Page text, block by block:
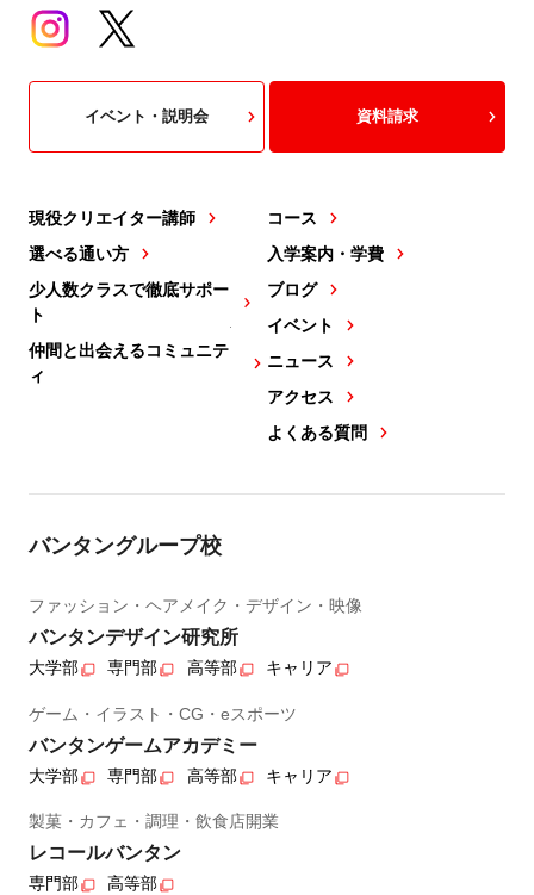
現役クリエイター講師
選べる通い方
少人数クラスで徹底サポー
ト
仲間と出会えるコミュニテ
ィ
コース
入学案内・学費
ブログ
イベント
ニュース
アクセス
よくある質問
イベント・説明会 資料請求
バンタングループ校
ファッション・ヘアメイク・デザイン・映像
バンタンデザイン研究所
大学部 専門部 高等部 キャリア
ゲーム・イラスト・CG・eスポーツ
バンタンゲームアカデミー
大学部 専門部 高等部 キャリア
製菓・カフェ・調理・飲食店開業
レコールバンタン
専門部 高等部